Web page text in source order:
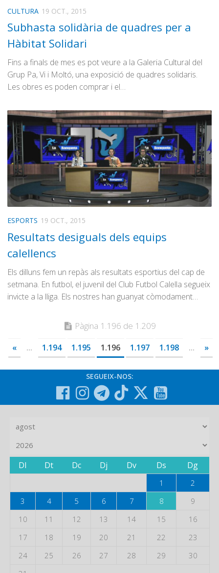
CULTURA 19 OCT., 2015
Subhasta solidària de quadres per a
Hàbitat Solidari
Fins a finals de mes es pot veure a la Galeria Cultural del
Grup Pa, Vi i Moltó, una exposició de quadres solidaris.
Les obres es poden comprar i el…
ESPORTS 19 OCT., 2015
Resultats desiguals dels equips
calellencs
Els dilluns fem un repàs als resultats esportius del cap de
setmana. En futbol, el juvenil del Club Futbol Calella segueix
invicte a la lliga. Els nostres han guanyat còmodament…
Pàgina 1.196 de 1.209
« ... 1.194 1.195 1.196 1.197 1.198 ... »
SEGUEIX-NOS:
Dl Dt Dc Dj Dv Ds Dg
1
2
3
4 5 6 7 8
9
10
11 12 13 14 15
16
17
18 19 20 21 22
23
24
25 26 27 28 29
30